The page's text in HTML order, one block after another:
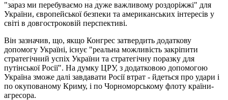
"зараз ми перебуваємо на дуже важливому роздоріжжі" для
України, європейської безпеки та американських інтересів у
світі в довгостроковій перспективі.
Він зазначив, що, якщо Конгрес затвердить додаткову
допомогу Україні, існує "реальна можливість закріпити
стратегічний успіх України та стратегічну поразку для
путінської Росії". На думку ЦРУ, з додатковою допомогою
Україна зможе далі завдавати Росії втрат - йдеться про удари і
по окупованому Криму, і по Чорноморському флоту країни-
агресора.